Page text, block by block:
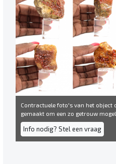
Contractuele foto's van het object
gemaakt om een ​​zo getrouw
Info nodig? Stel een vraag